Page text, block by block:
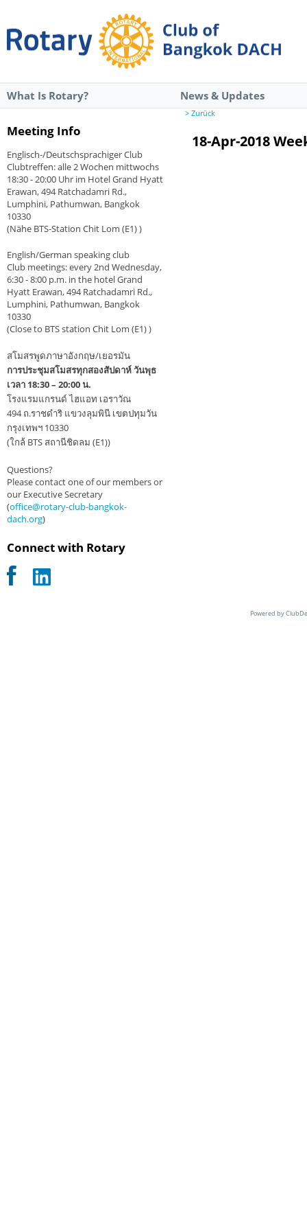
What Is Rotary? News & Updates
Meeting Info
Englisch-/Deutschsprachiger Club
Clubtreffen: alle 2 Wochen mittwochs
18:30 - 20:00 Uhr im Hotel Grand Hyatt
Erawan, 494 Ratchadamri Rd.,
Lumphini, Pathumwan, Bangkok
10330
(Nähe BTS-Station Chit Lom (E1) )
English/German speaking club
Club meetings: every 2nd Wednesday,
6:30 - 8:00 p.m. in the hotel Grand
Hyatt Erawan, 494 Ratchadamri Rd.,
Lumphini, Pathumwan, Bangkok
10330
(Close to BTS station Chit Lom (E1) )
สโมสรพูดภาษาอังกฤษ/เยอรมัน
การประชุมสโมสรทุกสองสัปดาห์ วันพุธ
เวลา 18:30 – 20:00 น.
โรงแรมแกรนด์ ไฮแอท เอราวัณ
494 ถ.ราชดำริ แขวงลุมพินี เขตปทุมวัน
กรุงเทพฯ 10330
(ใกล้ BTS สถานีชิดลม (E1))
Questions?
Please contact one of our members or
our Executive Secretary
(office@rotary-club-bangkok-
dach.org)
Connect with Rotary
> Zurück
18-Apr-2018
Powered by